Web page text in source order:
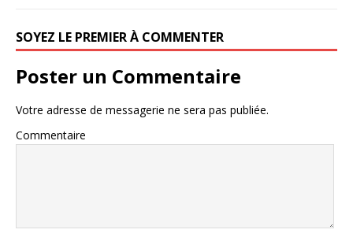
SOYEZ LE PREMIER À COMMENTER
Poster un Commentaire
Votre adresse de messagerie ne sera pas publiée.
Commentaire